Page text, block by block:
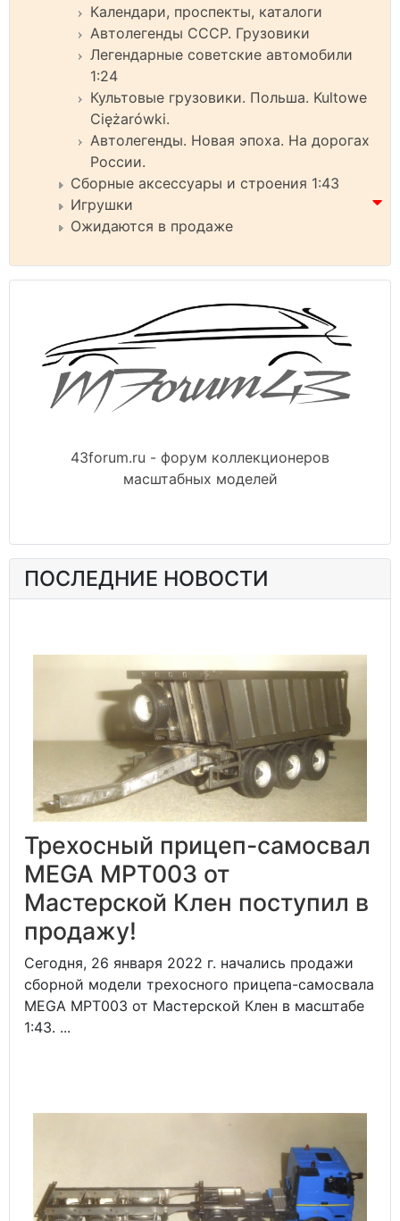
Календари, проспекты, каталоги
Автолегенды СССР. Грузовики
Легендарные советские автомобили
1:24
Культовые грузовики. Польша. Kultowe
Ciężarówki.
Автолегенды. Новая эпоха. На дорогах
России.
Сборные аксессуары и строения 1:43
Игрушки
Ожидаются в продаже
43forum.ru - форум коллекционеров
масштабных моделей
ПОСЛЕДНИЕ НОВОСТИ
Трехосный прицеп-самосвал
MEGA MPT003 от
Мастерской Клен поступил в
продажу!
Сегодня, 26 января 2022 г. начались продажи
сборной модели трехосного прицепа-самосвала
MEGA MPT003 от Мастерской Клен в масштабе
1:43. ...